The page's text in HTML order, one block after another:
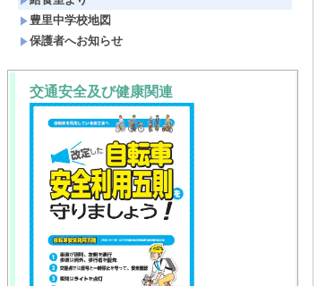
豊里中学校地図
保護者へお知らせ
交通安全及び健康関連